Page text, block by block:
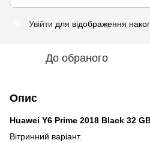
Увійти для відображення
До обраного
Опис
Huawei Y6 Prime 2018 Black 32
Вітринний варіант.